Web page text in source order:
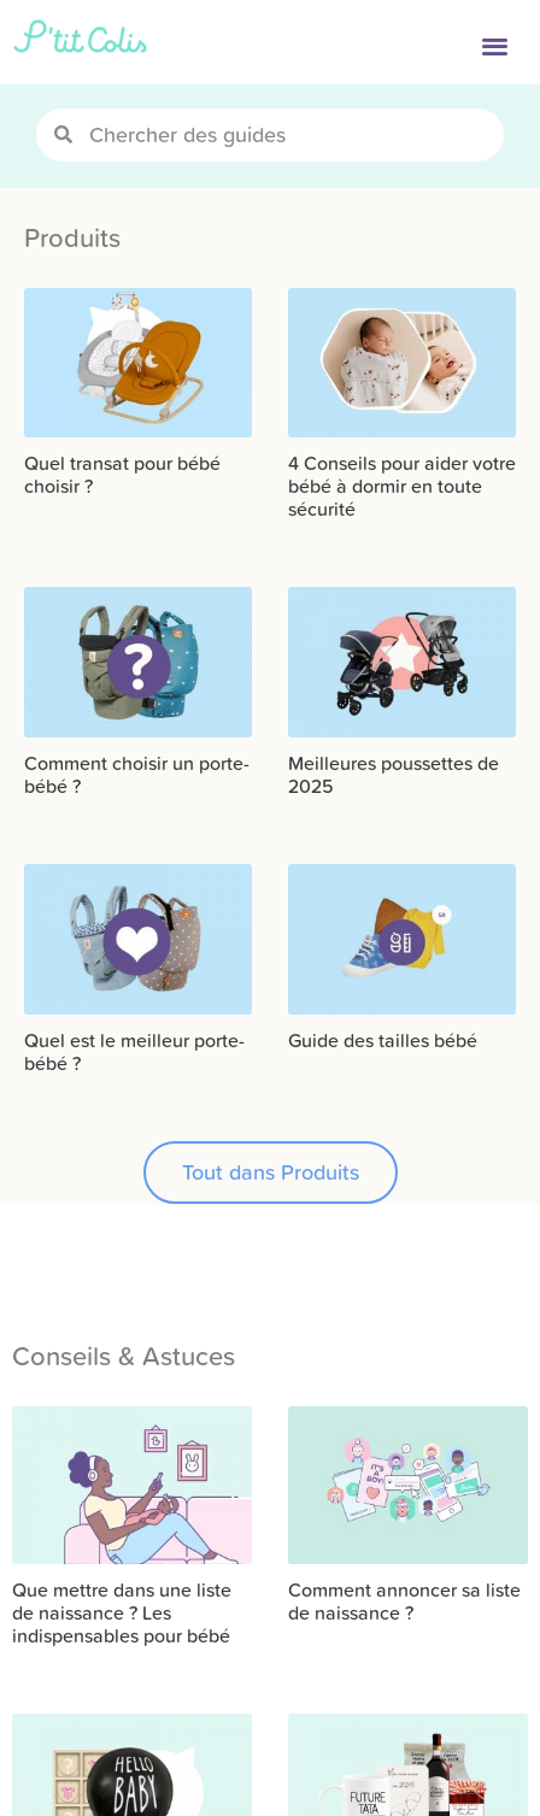
Produits
Quel transat pour bébé
choisir ?
4 Conseils pour aider votre
bébé à dormir en toute
sécurité
Comment choisir un porte-
bébé ?
Meilleures poussettes de
2025
Quel est le meilleur porte-
bébé ?
Guide des tailles bébé
Tout dans Produits
Conseils & Astuces
Que mettre dans une liste
de naissance ? Les
indispensables pour bébé
Comment annoncer sa liste
de naissance ?